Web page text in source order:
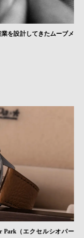
を設計してきたムーブメ
Park（エクセルシオパー